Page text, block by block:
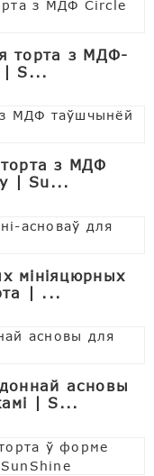
торта з МДФ-
| S...
з МДФ
| Su...
мініяцюрных
| ...
асновы
| S...